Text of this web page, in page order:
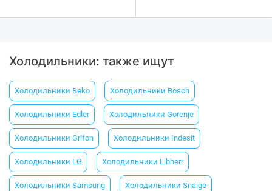
Холодильники: также ищут
Холодильники Beko Холодильники Вosch
Холодильники Еdler Холодильники Gorenje
Холодильники Grifon Холодильники Indesit
Холодильники LG Холодильники Libherr
Холодильники Samsung Холодильники Snaige